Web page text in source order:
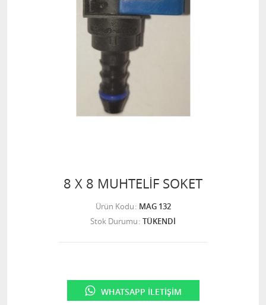
8 X 8 MUHTELİF SOKET
Ürün Kodu MAG 132
Stok Durumu TÜKENDİ
WHATSAPP İLETIŞIM